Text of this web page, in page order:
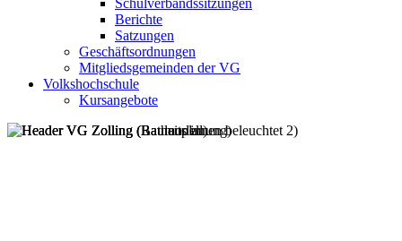
Schulverbandssitzungen
Berichte
Satzungen
Geschäftsordnungen
Mitgliedsgemeinden der VG
Volkshochschule
Kursangebote